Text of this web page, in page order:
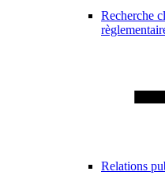
Recherche
Relations